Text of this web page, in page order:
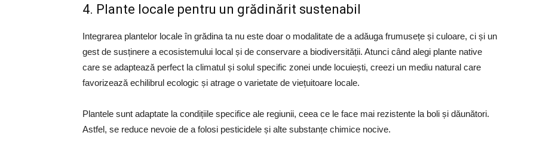
4. Plante locale pentru un grădinărit sustenabil
Integrarea plantelor locale în grădina ta nu este doar o modalitate de a adăuga frumusețe și culoare, ci și un
gest de susținere a ecosistemului local și de conservare a biodiversității. Atunci când alegi plante native
care se adaptează perfect la climatul și solul specific zonei unde locuiești, creezi un mediu natural care
favorizează echilibrul ecologic și atrage o varietate de viețuitoare locale.
Plantele sunt adaptate la condițiile specifice ale regiunii, ceea ce le face mai rezistente la boli și dăunători.
Astfel, se reduce nevoie de a folosi pesticidele și alte substanțe chimice nocive.